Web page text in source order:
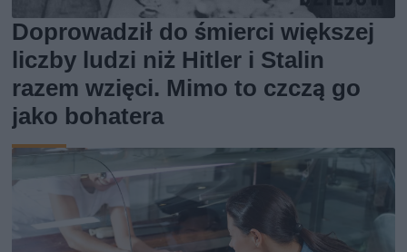
Doprowadził do śmierci większej
liczby ludzi niż Hitler i Stalin
razem wzięci. Mimo to czczą go
jako bohatera